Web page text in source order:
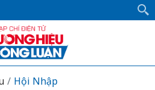
Hội Nhập